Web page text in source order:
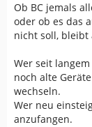
Ob BC jemals
oder ob es das
nicht soll, bleibt
Wer seit
noch alte
wechseln.
Wer neu
anzufangen.